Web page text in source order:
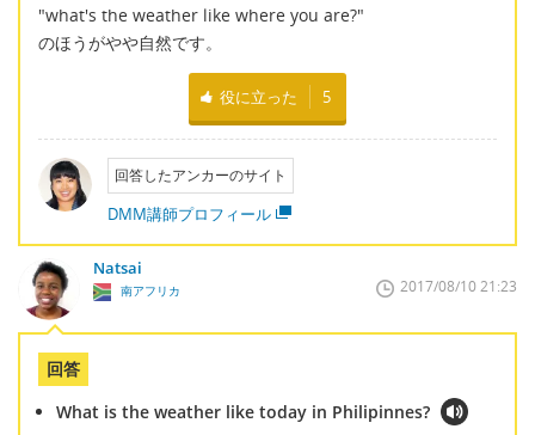
"what's the weather like where you are?"
のほうがやや自然です。
役に立った 5
回答したアンカーのサイト
DMM講師プロフィール
Natsai
南アフリカ 2017/08/10 21:23
回答
What is the weather like today in Philipinnes?